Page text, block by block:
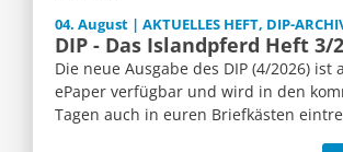
04. August | AKTUELLES HEFT, DIP-
DIP - Das Islandpferd Heft 3/
Die neue Ausgabe des DIP (4/2026) ist
ePaper verfügbar und wird in den
Tagen auch in euren Briefkästen